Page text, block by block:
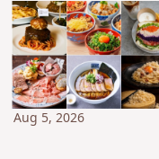
Aug 5, 2026